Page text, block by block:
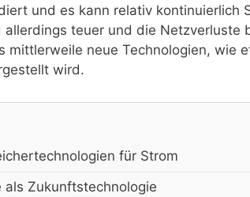
und es kann relativ kontinuierlich
allerdings teuer und die Netzverluste
mittlerweile neue Technologien, wie
wird.
für Strom
als Zukunftstechnologie